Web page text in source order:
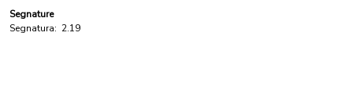
Segnature
Segnatura: 2.19